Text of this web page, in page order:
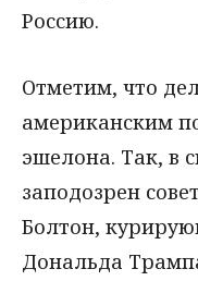
Россию.
Отметим, что
американским
эшелона. Так, в
заподозрен
Болтон,
Дональда